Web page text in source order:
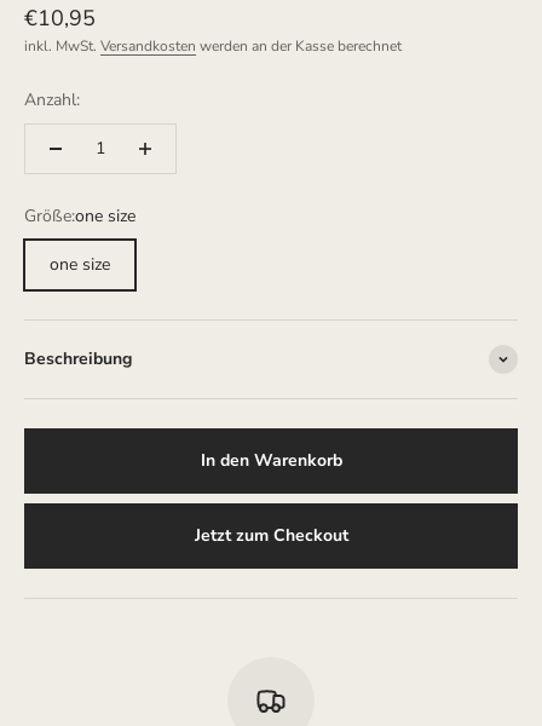
Angebot
€10,95
inkl. MwSt. Versandkosten werden an der Kasse berechnet
Anzahl:
Größe:one size
one size
Beschreibung
In den Warenkorb
Jetzt zum Checkout